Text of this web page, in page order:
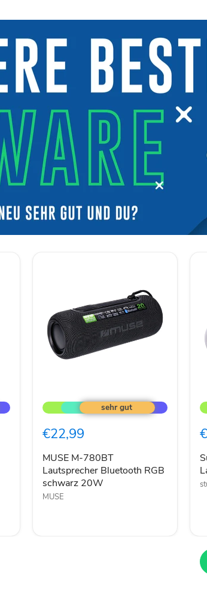
M-
780BT
Bluetooth
schwarz
20W
€22,99
MUSE M-780BT
Lautsprecher Bluetooth RGB
schwarz 20W
MUSE